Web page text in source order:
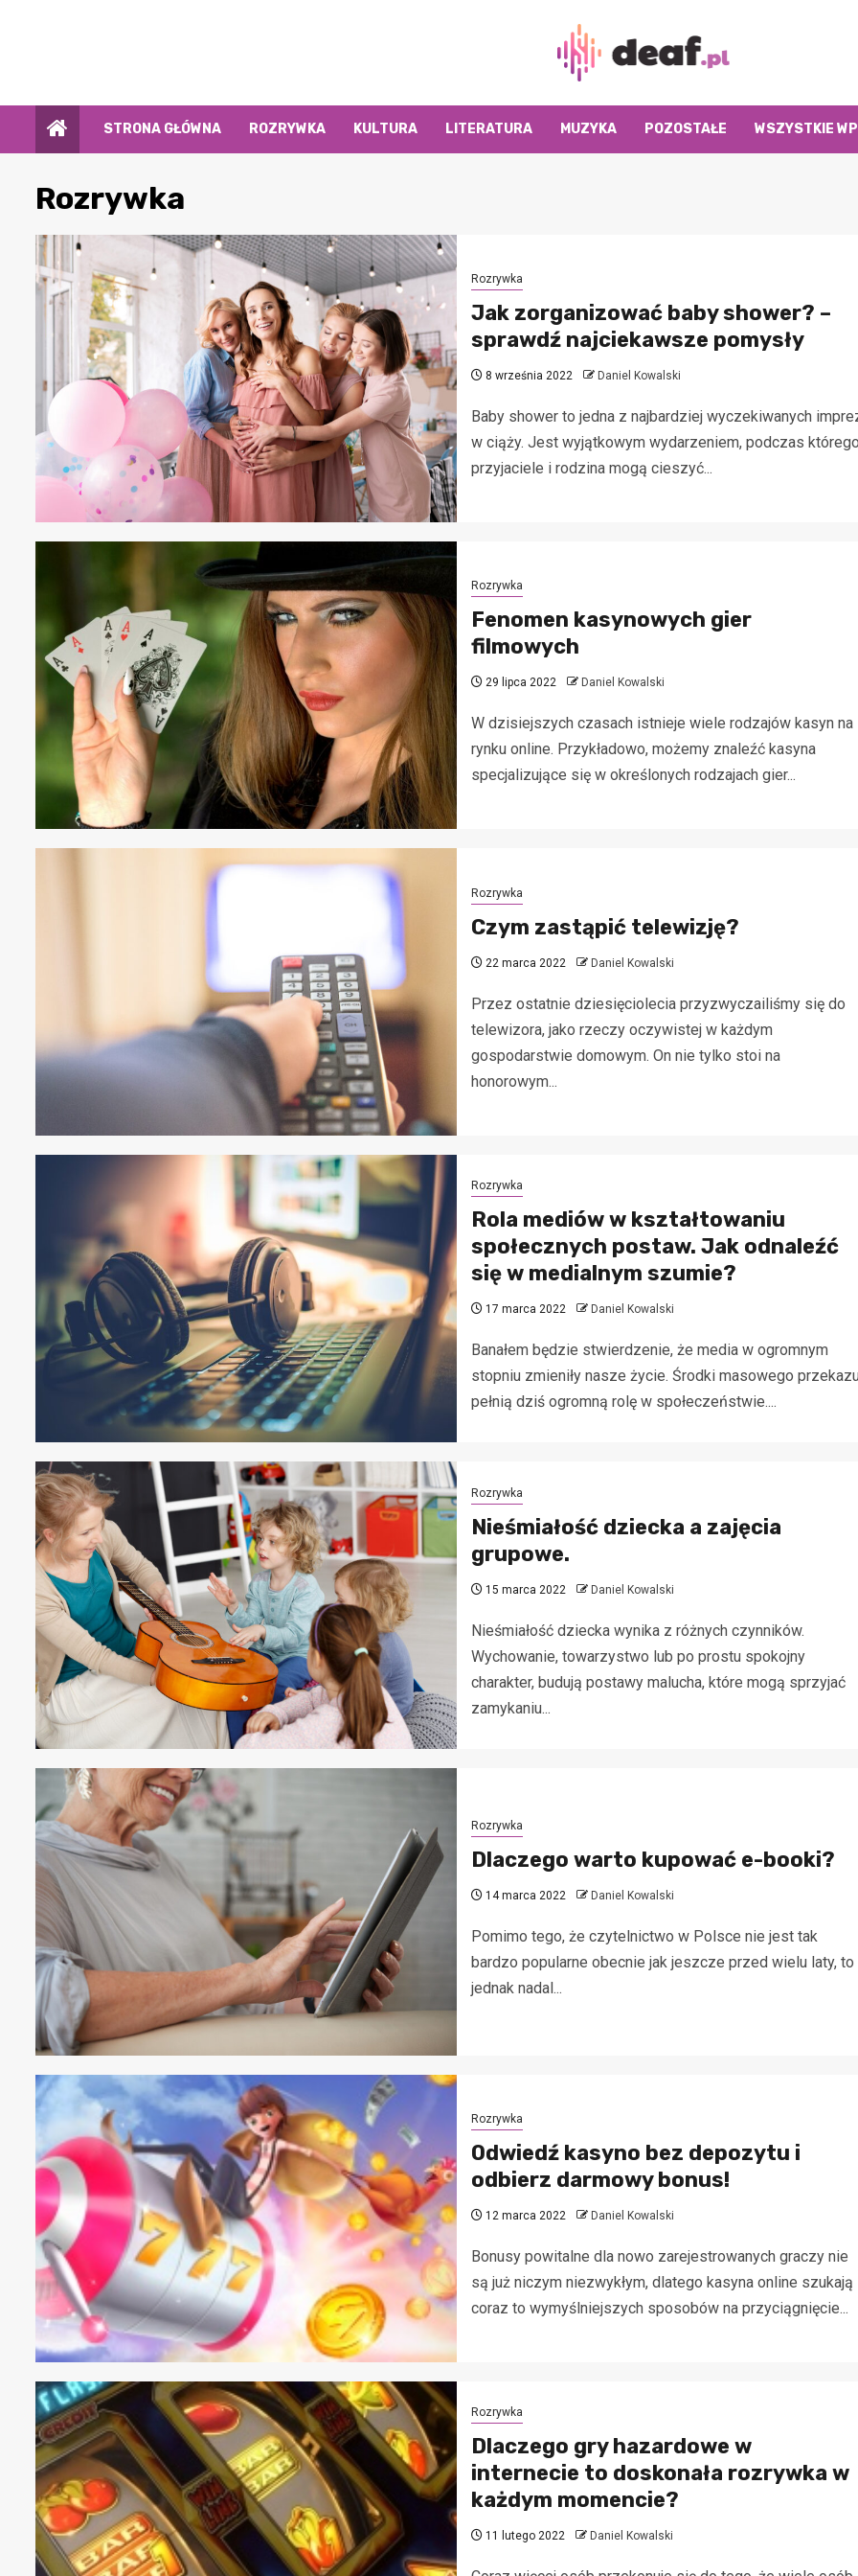
STRONA GŁÓWNA ROZRYWKA KULTURA LITERATURA MUZYKA POZOSTAŁE WSZYSTKIE
Rozrywka
Rozrywka
Jak zorganizować baby shower? –
sprawdź najciekawsze pomysły
8 września 2022 Daniel Kowalski
Baby shower to jedna z najbardziej wyczekiwanych
w ciąży. Jest wyjątkowym wydarzeniem, podczas
przyjaciele i rodzina mogą cieszyć...
Rozrywka
Fenomen kasynowych gier
filmowych
29 lipca 2022 Daniel Kowalski
W dzisiejszych czasach istnieje wiele rodzajów kasyn na
rynku online. Przykładowo, możemy znaleźć kasyna
specjalizujące się w określonych rodzajach gier...
Rozrywka
Czym zastąpić telewizję?
22 marca 2022 Daniel Kowalski
Przez ostatnie dziesięciolecia przyzwyczailiśmy się do
telewizora, jako rzeczy oczywistej w każdym
gospodarstwie domowym. On nie tylko stoi na
honorowym...
Rozrywka
Rola mediów w kształtowaniu
społecznych postaw. Jak odnaleźć
się w medialnym szumie?
17 marca 2022 Daniel Kowalski
Banałem będzie stwierdzenie, że media w ogromnym
stopniu zmieniły nasze życie. Środki masowego
pełnią dziś ogromną rolę w społeczeństwie....
Rozrywka
Nieśmiałość dziecka a zajęcia
grupowe.
15 marca 2022 Daniel Kowalski
Nieśmiałość dziecka wynika z różnych czynników.
Wychowanie, towarzystwo lub po prostu spokojny
charakter, budują postawy malucha, które mogą sprzyjać
zamykaniu...
Rozrywka
Dlaczego warto kupować e-booki?
14 marca 2022 Daniel Kowalski
Pomimo tego, że czytelnictwo w Polsce nie jest tak
bardzo popularne obecnie jak jeszcze przed wielu laty, to
jednak nadal...
Rozrywka
Odwiedź kasyno bez depozytu i
odbierz darmowy bonus!
12 marca 2022 Daniel Kowalski
Bonusy powitalne dla nowo zarejestrowanych graczy nie
są już niczym niezwykłym, dlatego kasyna online szukają
coraz to wymyślniejszych sposobów na przyciągnięcie...
Rozrywka
Dlaczego gry hazardowe w
internecie to doskonała rozrywka w
każdym momencie?
11 lutego 2022 Daniel Kowalski